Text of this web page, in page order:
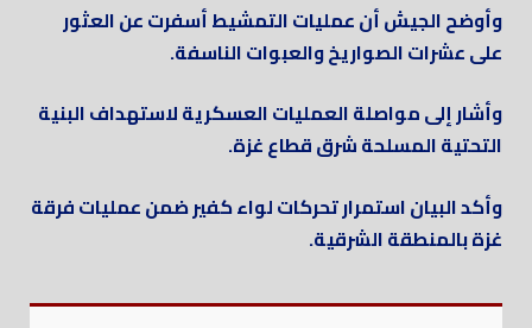
وأوضح الجيش أن عمليات التمشيط أسفرت عن العثور
على عشرات الصواريخ والعبوات الناسفة.
وأشار إلى مواصلة العمليات العسكرية لاستهداف البنية
التحتية المسلحة شرق قطاع غزة.
وأكد البيان استمرار تحركات لواء كفير ضمن عمليات فرقة
غزة بالمنطقة الشرقية.